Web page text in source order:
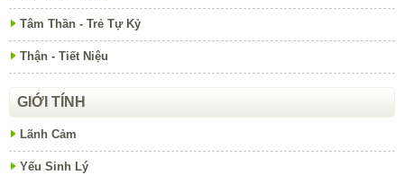
Tâm Thần - Trẻ Tự Kỷ
Thận - Tiết Niệu
GIỚI TÍNH
Lãnh Cảm
Yếu Sinh Lý